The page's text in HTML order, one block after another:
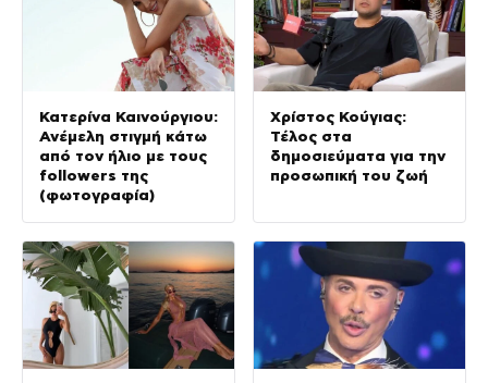
Κατερίνα Καινούργιου:
Ανέμελη στιγμή κάτω
από τον ήλιο με τους
followers της
(φωτογραφία)
Χρίστος Κούγιας:
Τέλος στα
δημοσιεύματα για την
προσωπική του ζωή